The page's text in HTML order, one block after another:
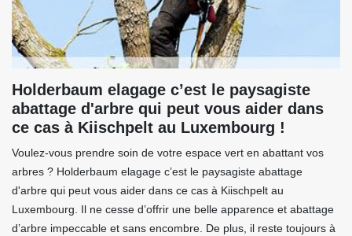
Holderbaum elagage c’est le paysagiste
abattage d'arbre qui peut vous aider dans
ce cas à Kiischpelt au Luxembourg !
Voulez-vous prendre soin de votre espace vert en abattant vos
arbres ? Holderbaum elagage c’est le paysagiste abattage
d'arbre qui peut vous aider dans ce cas à Kiischpelt au
Luxembourg. Il ne cesse d’offrir une belle apparence et abattage
d’arbre impeccable et sans encombre. De plus, il reste toujours à